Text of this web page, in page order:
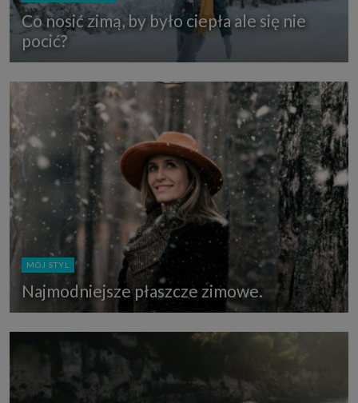
Co nosić zimą, by było ciepła ale się nie
pocić?
MÓJ STYL
Najmodniejsze płaszcze zimowe.